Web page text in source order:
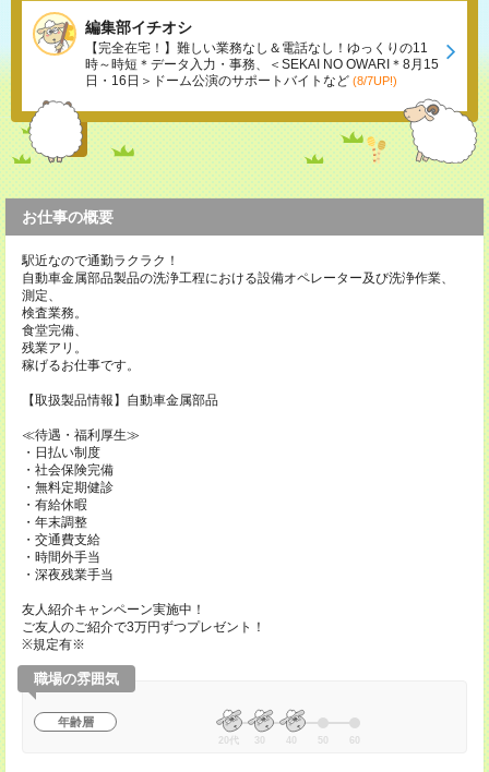
編集部イチオシ
【完全在宅！】難しい業務なし＆電話なし！ゆっくりの11
時～時短＊データ入力・事務、＜SEKAI NO OWARI＊8月15
日・16日＞ドーム公演のサポートバイトなど (8/7UP!)
お仕事の概要
駅近なので通勤ラクラク！
自動車金属部品製品の洗浄工程における設備オペレーター及び洗浄作業、
測定、
検査業務。
食堂完備、
残業アリ。
稼げるお仕事です。
【取扱製品情報】自動車金属部品
≪待遇・福利厚生≫
・日払い制度
・社会保険完備
・無料定期健診
・有給休暇
・年末調整
・交通費支給
・時間外手当
・深夜残業手当
友人紹介キャンペーン実施中！
ご友人のご紹介で3万円ずつプレゼント！
※規定有※
職場の雰囲気
年齢層
20代 30 40 50 60